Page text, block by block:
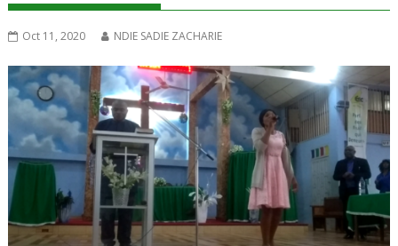
Oct 11, 2020 NDIE SADIE ZACHARIE